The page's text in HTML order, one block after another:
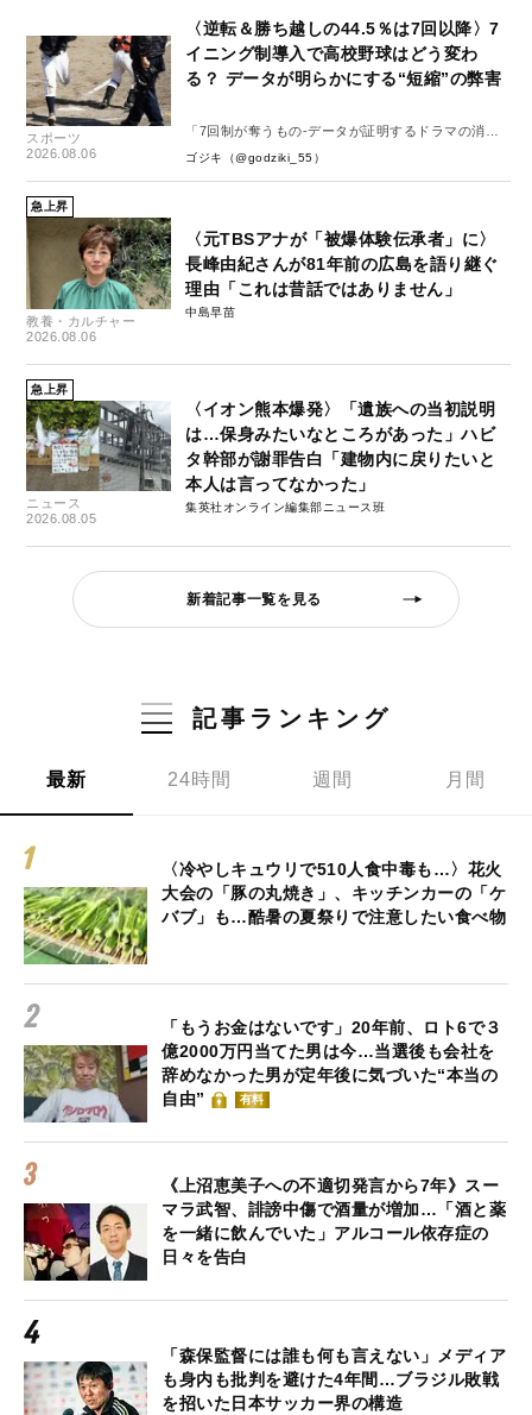
スポーツ
2026.08.06
〈逆転＆勝ち越しの44.5％は7回以降〉7
イニング制導入で高校野球はどう変わ
る？ データが明らかにする“短縮”の弊害
「7回制が奪うもの-データが証明するドラマの消
失-」
ゴジキ（@godziki_55）
急上昇
教養・カルチャー
2026.08.06
〈元TBSアナが「被爆体験伝承者」に〉
長峰由紀さんが81年前の広島を語り継ぐ
理由「これは昔話ではありません」
中島早苗
急上昇
ニュース
2026.08.05
〈イオン熊本爆発〉「遺族への当初説明
は…保身みたいなところがあった」ハビ
タ幹部が謝罪告白「建物内に戻りたいと
本人は言ってなかった」
集英社オンライン編集部ニュース班
新着記事一覧を見る
記事ランキング
最新 24時間 週間 月間
〈冷やしキュウリで510人食中毒も…〉花火
大会の「豚の丸焼き」、キッチンカーの「ケ
バブ」も…酷暑の夏祭りで注意したい食べ物
「もうお金はないです」20年前、ロト6で３
億2000万円当てた男は今…当選後も会社を
辞めなかった男が定年後に気づいた“本当の
自由”
有料
《上沼恵美子への不適切発言から7年》スー
マラ武智、誹謗中傷で酒量が増加…「酒と薬
を一緒に飲んでいた」アルコール依存症の
日々を告白
「森保監督には誰も何も言えない」メディア
も身内も批判を避けた4年間…ブラジル敗戦
を招いた日本サッカー界の構造